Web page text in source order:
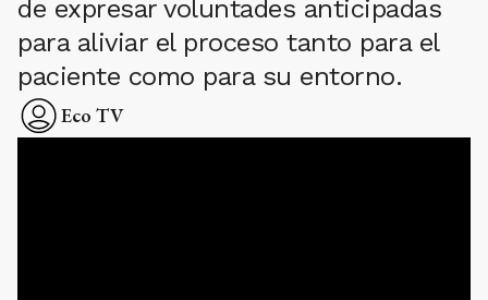
de expresar voluntades anticipadas
para aliviar el proceso tanto para el
paciente como para su entorno.
Eco TV